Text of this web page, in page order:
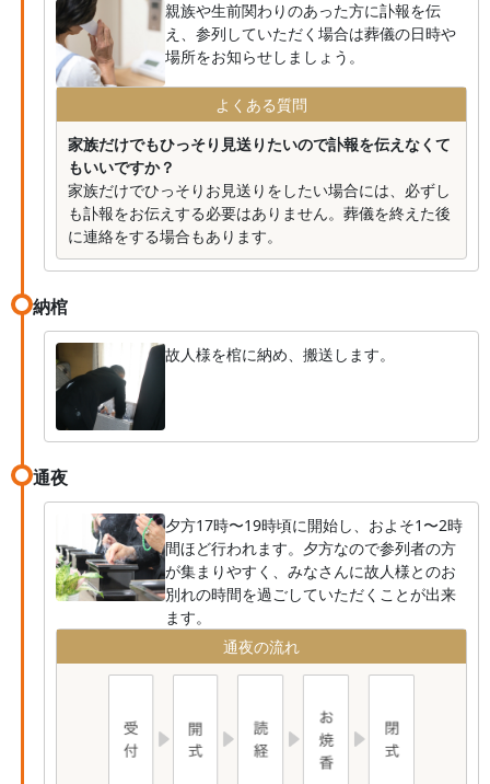
親族や生前関わりのあった方に訃報を伝
え、参列していただく場合は葬儀の日時や
場所をお知らせしましょう。
よくある質問
家族だけでもひっそり見送りたいので訃報を伝えなくて
もいいですか？
家族だけでひっそりお見送りをしたい場合には、必ずし
も訃報をお伝えする必要はありません。葬儀を終えた後
に連絡をする場合もあります。
納棺
故人様を棺に納め、搬送します。
通夜
夕方17時〜19時頃に開始し、およそ1〜2時
間ほど行われます。夕方なので参列者の方
が集まりやすく、みなさんに故人様とのお
別れの時間を過ごしていただくことが出来
ます。
通夜の流れ